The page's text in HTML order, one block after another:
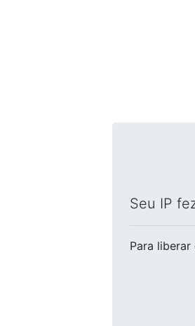
Seu IP
Para liberar